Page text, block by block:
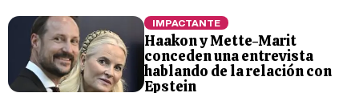
IMPACTANTE
Haakon y Mette-Marit
conceden una entrevista
hablando de la relación con
Epstein